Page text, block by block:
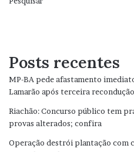
Posts recentes
MP-BA pede afastamento
Lamarão após terceira recondução
Riachão: Concurso público tem
provas alterados; confira
Operação destrói plantação com